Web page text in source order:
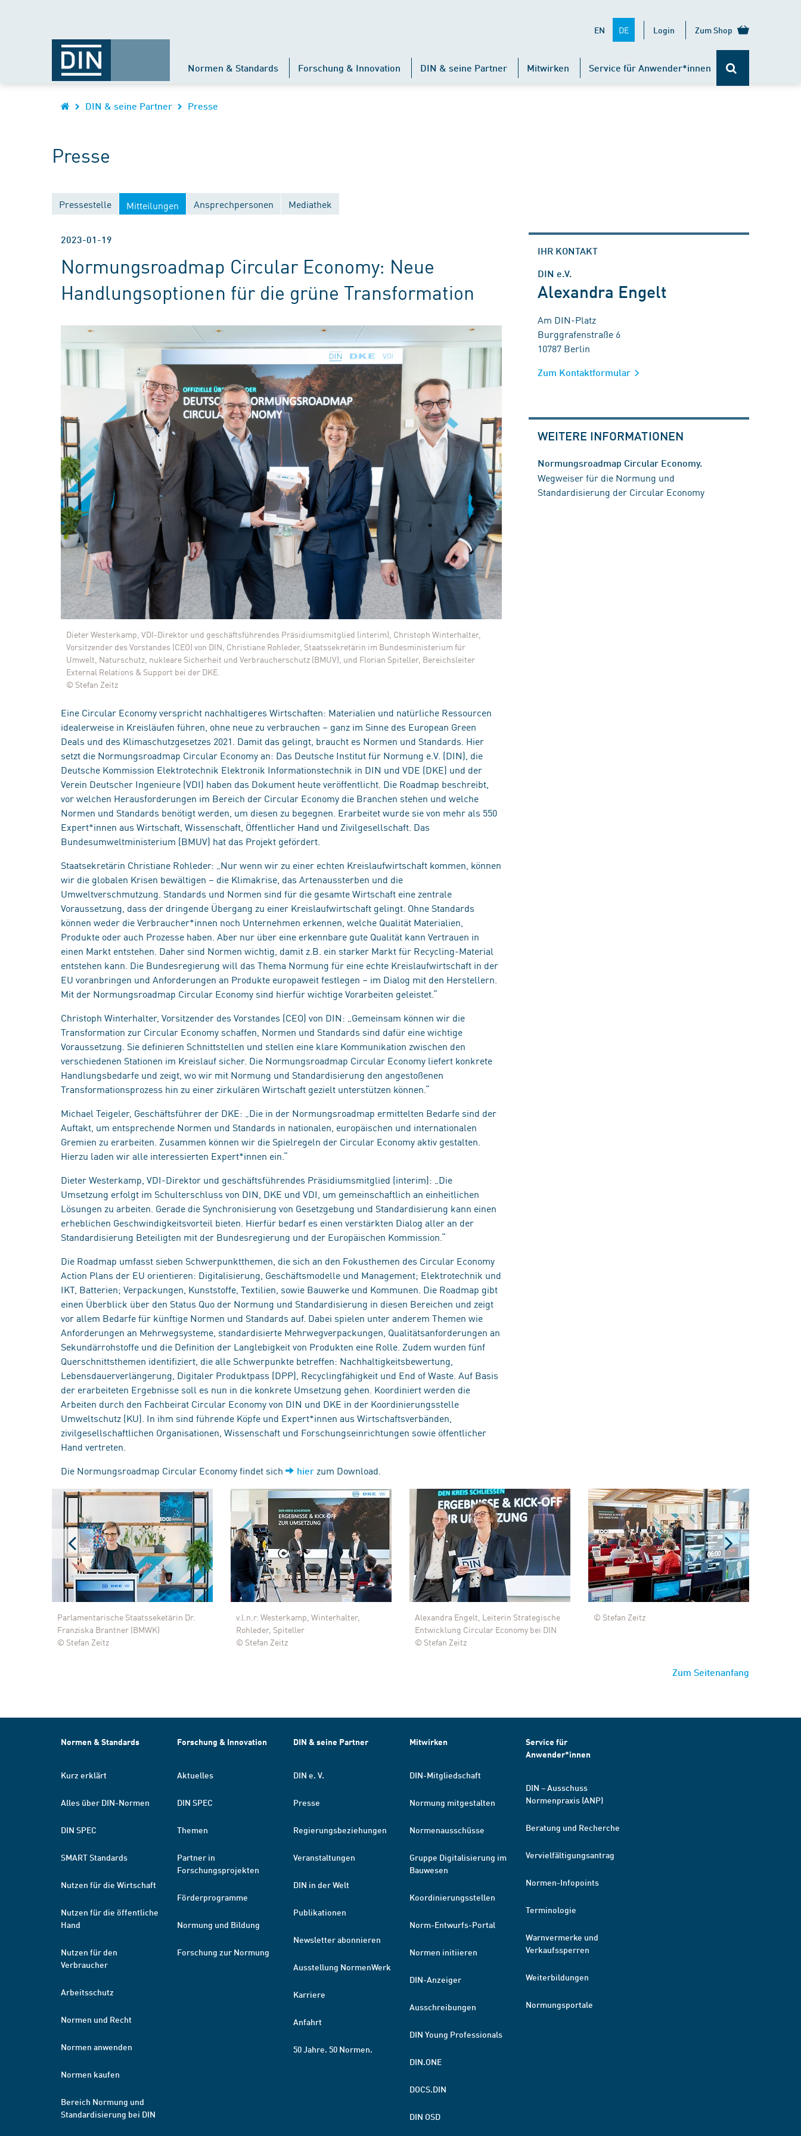
EN DE Login Zum Shop
Normen & Standards Forschung & Innovation DIN & seine Partner Mitwirken Service für Anwender*innen
DIN & seine Partner Presse
Presse
Pressestelle Mitteilungen Ansprechpersonen Mediathek
2023-01-19
Normungsroadmap Circular Economy: Neue
Handlungsoptionen für die grüne Transformation
Dieter Westerkamp, VDI-Direktor und geschäftsführendes Präsidiumsmitglied (interim), Christoph Winterhalter,
Vorsitzender des Vorstandes (CEO) von DIN, Christiane Rohleder, Staatssekretärin im Bundesministerium für
Umwelt, Naturschutz, nukleare Sicherheit und Verbraucherschutz (BMUV), und Florian Spiteller, Bereichsleiter
External Relations & Support bei der DKE.
© Stefan Zeitz
Eine Circular Economy verspricht nachhaltigeres Wirtschaften: Materialien und natürliche Ressourcen
idealerweise in Kreisläufen führen, ohne neue zu verbrauchen – ganz im Sinne des European Green
Deals und des Klimaschutzgesetzes 2021. Damit das gelingt, braucht es Normen und Standards. Hier
setzt die Normungsroadmap Circular Economy an: Das Deutsche Institut für Normung e.V. (DIN), die
Deutsche Kommission Elektrotechnik Elektronik Informationstechnik in DIN und VDE (DKE) und der
Verein Deutscher Ingenieure (VDI) haben das Dokument heute veröffentlicht. Die Roadmap beschreibt,
vor welchen Herausforderungen im Bereich der Circular Economy die Branchen stehen und welche
Normen und Standards benötigt werden, um diesen zu begegnen. Erarbeitet wurde sie von mehr als 550
Expert*innen aus Wirtschaft, Wissenschaft, Öffentlicher Hand und Zivilgesellschaft. Das
Bundesumweltministerium (BMUV) hat das Projekt gefördert.
Staatsekretärin Christiane Rohleder: „Nur wenn wir zu einer echten Kreislaufwirtschaft kommen, können
wir die globalen Krisen bewältigen – die Klimakrise, das Artenaussterben und die
Umweltverschmutzung. Standards und Normen sind für die gesamte Wirtschaft eine zentrale
Voraussetzung, dass der dringende Übergang zu einer Kreislaufwirtschaft gelingt. Ohne Standards
können weder die Verbraucher*innen noch Unternehmen erkennen, welche Qualität Materialien,
Produkte oder auch Prozesse haben. Aber nur über eine erkennbare gute Qualität kann Vertrauen in
einen Markt entstehen. Daher sind Normen wichtig, damit z.B. ein starker Markt für Recycling-Material
entstehen kann. Die Bundesregierung will das Thema Normung für eine echte Kreislaufwirtschaft in der
EU voranbringen und Anforderungen an Produkte europaweit festlegen – im Dialog mit den Herstellern.
Mit der Normungsroadmap Circular Economy sind hierfür wichtige Vorarbeiten geleistet.“
Christoph Winterhalter, Vorsitzender des Vorstandes (CEO) von DIN: „Gemeinsam können wir die
Transformation zur Circular Economy schaffen, Normen und Standards sind dafür eine wichtige
Voraussetzung. Sie definieren Schnittstellen und stellen eine klare Kommunikation zwischen den
verschiedenen Stationen im Kreislauf sicher. Die Normungsroadmap Circular Economy liefert konkrete
Handlungsbedarfe und zeigt, wo wir mit Normung und Standardisierung den angestoßenen
Transformationsprozess hin zu einer zirkulären Wirtschaft gezielt unterstützen können.“
Michael Teigeler, Geschäftsführer der DKE: „Die in der Normungsroadmap ermittelten Bedarfe sind der
Auftakt, um entsprechende Normen und Standards in nationalen, europäischen und internationalen
Gremien zu erarbeiten. Zusammen können wir die Spielregeln der Circular Economy aktiv gestalten.
Hierzu laden wir alle interessierten Expert*innen ein.“
Dieter Westerkamp, VDI-Direktor und geschäftsführendes Präsidiumsmitglied (interim): „Die
Umsetzung erfolgt im Schulterschluss von DIN, DKE und VDI, um gemeinschaftlich an einheitlichen
Lösungen zu arbeiten. Gerade die Synchronisierung von Gesetzgebung und Standardisierung kann einen
erheblichen Geschwindigkeitsvorteil bieten. Hierfür bedarf es einen verstärkten Dialog aller an der
Standardisierung Beteiligten mit der Bundesregierung und der Europäischen Kommission.“
Die Roadmap umfasst sieben Schwerpunktthemen, die sich an den Fokusthemen des Circular Economy
Action Plans der EU orientieren: Digitalisierung, Geschäftsmodelle und Management; Elektrotechnik und
IKT, Batterien; Verpackungen, Kunststoffe, Textilien, sowie Bauwerke und Kommunen. Die Roadmap gibt
einen Überblick über den Status Quo der Normung und Standardisierung in diesen Bereichen und zeigt
vor allem Bedarfe für künftige Normen und Standards auf. Dabei spielen unter anderem Themen wie
Anforderungen an Mehrwegsysteme, standardisierte Mehrwegverpackungen, Qualitätsanforderungen an
Sekundärrohstoffe und die Definition der Langlebigkeit von Produkten eine Rolle. Zudem wurden fünf
Querschnittsthemen identifiziert, die alle Schwerpunkte betreffen: Nachhaltigkeitsbewertung,
Lebensdauerverlängerung, Digitaler Produktpass (DPP), Recyclingfähigkeit und End of Waste. Auf Basis
der erarbeiteten Ergebnisse soll es nun in die konkrete Umsetzung gehen. Koordiniert werden die
Arbeiten durch den Fachbeirat Circular Economy von DIN und DKE in der Koordinierungsstelle
Umweltschutz (KU). In ihm sind führende Köpfe und Expert*innen aus Wirtschaftsverbänden,
zivilgesellschaftlichen Organisationen, Wissenschaft und Forschungseinrichtungen sowie öffentlicher
Hand vertreten.
Die Normungsroadmap Circular Economy findet sich
hier zum Download.
IHR KONTAKT
DIN e.V.
Alexandra Engelt
Am DIN-Platz
Burggrafenstraße 6
10787 Berlin
Zum Kontaktformular
WEITERE INFORMATIONEN
Normungsroadmap Circular Economy.
Wegweiser für die Normung und
Standardisierung der Circular Economy
Parlamentarische Staatsseketärin Dr.
Franziska Brantner (BMWK)
© Stefan Zeitz
v.l.n.r: Westerkamp, Winterhalter,
Rohleder, Spiteller
© Stefan Zeitz
Alexandra Engelt, Leiterin Strategische
Entwicklung Circular Economy bei DIN
© Stefan Zeitz
© Stefan Zeitz
Zum Seitenanfang
Normen & Standards
Kurz erklärt
Alles über DIN-Normen
DIN SPEC
SMART Standards
Nutzen für die Wirtschaft
Nutzen für die öffentliche
Hand
Nutzen für den
Verbraucher
Arbeitsschutz
Normen und Recht
Normen anwenden
Normen kaufen
Bereich Normung und
Standardisierung bei DIN
Forschung & Innovation
Aktuelles
DIN SPEC
Themen
Partner in
Forschungsprojekten
Förderprogramme
Normung und Bildung
Forschung zur Normung
DIN & seine Partner
DIN e. V.
Presse
Regierungsbeziehungen
Veranstaltungen
DIN in der Welt
Publikationen
Newsletter abonnieren
Ausstellung NormenWerk
Karriere
Anfahrt
50 Jahre. 50 Normen.
Mitwirken
DIN-Mitgliedschaft
Normung mitgestalten
Normenausschüsse
Gruppe Digitalisierung im
Bauwesen
Koordinierungsstellen
Norm-Entwurfs-Portal
Normen initiieren
DIN-Anzeiger
Ausschreibungen
DIN Young Professionals
DIN.ONE
DOCS.DIN
DIN OSD
Service für
Anwender*innen
DIN – Ausschuss
Normenpraxis (ANP)
Beratung und Recherche
Vervielfältigungsantrag
Normen-Infopoints
Terminologie
Warnvermerke und
Verkaufssperren
Weiterbildungen
Normungsportale